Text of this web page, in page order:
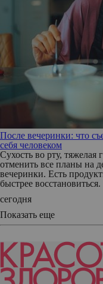
После вечеринки: что
себя человеком
Сухость во рту, тяжелая
отменить все планы на
вечеринки. Есть
быстрее восстановиться.
сегодня
Показать еще